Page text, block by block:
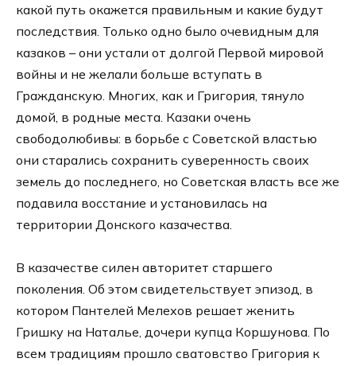
какой путь окажется правильным и какие будут
последствия. Только одно было очевидным для
казаков – они устали от долгой Первой мировой
войны и не желали больше вступать в
Гражданскую. Многих, как и Григория, тянуло
домой, в родные места. Казаки очень
свободолюбивы: в борьбе с Советской властью
они старались сохранить суверенность своих
земель до последнего, но Советская власть все же
подавила восстание и установилась на
территории Донского казачества.
В казачестве силен авторитет старшего
поколения. Об этом свидетельствует эпизод, в
котором Пантелей Мелехов решает женить
Гришку на Наталье, дочери купца Коршунова. По
всем традициям прошло сватовство Григория к